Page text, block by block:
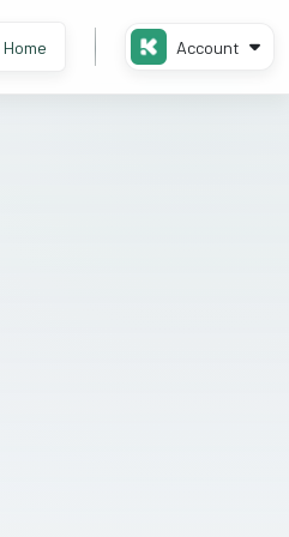
Home Account